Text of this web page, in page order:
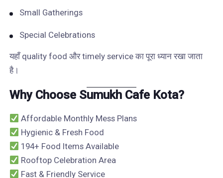
Small Gatherings
Special Celebrations
यहाँ quality food और timely service का पूरा ध्यान रखा जाता
है।
Why Choose Sumukh Cafe Kota?
Affordable Monthly Mess Plans
Hygienic & Fresh Food
194+ Food Items Available
Rooftop Celebration Area
Fast & Friendly Service